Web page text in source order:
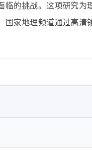
的挑战。这项研究为
国家地理频道通过高